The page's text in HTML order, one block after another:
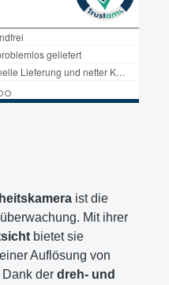
ist die
Mit ihrer
bietet sie
Auflösung von
der dreh- und